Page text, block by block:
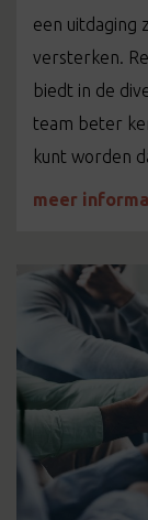
een uitdaging
versterken.
biedt in de
team beter
kunt worden
meer